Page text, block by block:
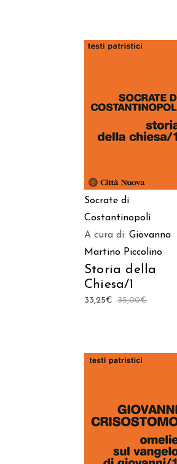
AGGIUNGI AL
CARRELLO
Socrate di
Costantinopoli
A cura di: Giovanna
Martino Piccolino
Storia della
Chiesa/1
35,00€
33,25€
AGGIUNGI AL
CARRELLO